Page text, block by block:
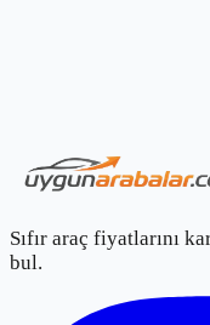
Sıfır araç fiyatlarını
bul.